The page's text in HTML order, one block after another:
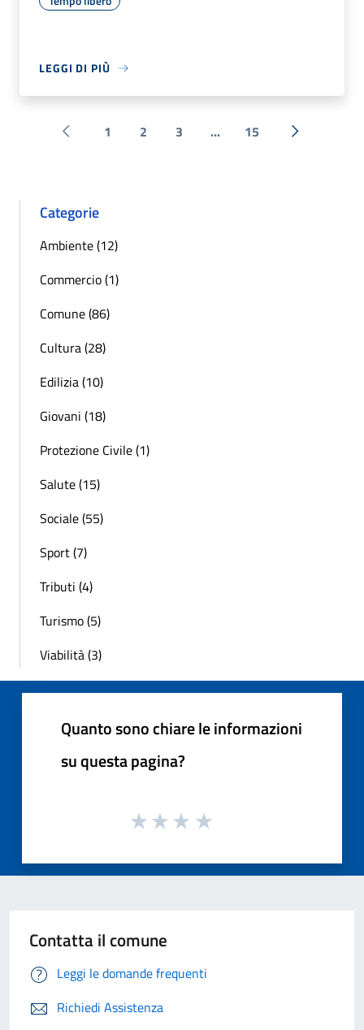
LEGGI DI PIÙ
Pagina precedente
1 2 3 ... 15 Successiva
Categorie
Ambiente (12)
Commercio (1)
Comune (86)
Cultura (28)
Edilizia (10)
Giovani (18)
Protezione Civile (1)
Salute (15)
Sociale (55)
Sport (7)
Tributi (4)
Turismo (5)
Viabilità (3)
Quanto sono chiare le informazioni
su questa pagina?
Contatta il comune
Leggi le domande frequenti
Richiedi Assistenza